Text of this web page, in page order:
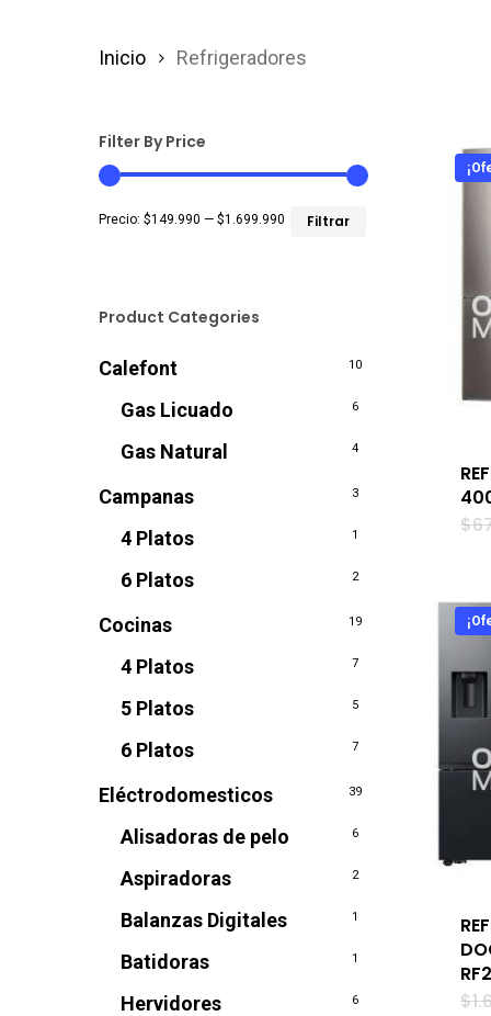
Inicio Refrigeradores
Filter By Price
Filtrar
Precio: $149.990 — $1.699.990
Product Categories
Calefont 10
Gas Licuado 6
Gas Natural 4
Campanas 3
4 Platos 1
6 Platos 2
Cocinas 19
4 Platos 7
5 Platos 5
6 Platos 7
Eléctrodomesticos 39
Alisadoras de pelo 6
Aspiradoras 2
Balanzas Digitales 1
Batidoras 1
Hervidores 6
$
$